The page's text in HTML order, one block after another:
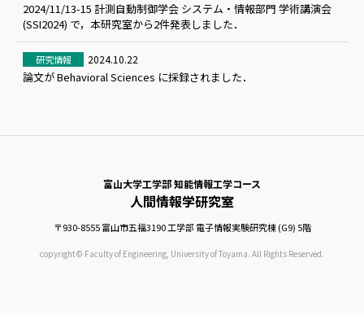
2024/11/13-15 計測自動制御学会 システム・情報部門 学術講演会
(SSI2024) で，本研究室から2件発表しました．
2024.10.22
研究情報
論文が Behavioral Sciences に採録されました．
富山大学工学部 知能情報工学コース
人間情報学研究室
〒930-8555富山市五福3190 工学部 電子情報実験研究棟 (G9) 5階
copyright© Faculty of Engineering, University of Toyama. All Rights Reserved.